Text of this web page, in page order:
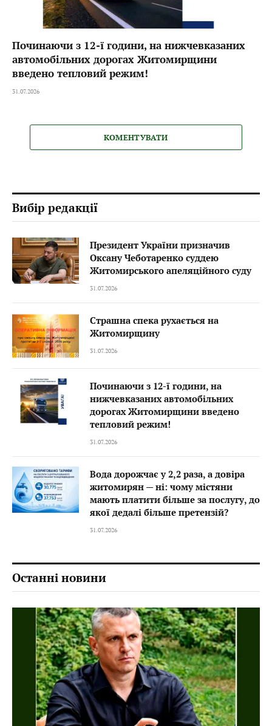
Починаючи з 12-ї години, на нижчевказаних
автомобільних дорогах Житомирщини
введено тепловий режим!
31.07.2026
КОМЕНТУВАТИ
Вибір редакції
Президент України призначив
Оксану Чеботаренко суддею
Житомирського апеляційного суду
31.07.2026
Страшна спека рухається на
Житомирщину
31.07.2026
Починаючи з 12-ї години, на
нижчевказаних автомобільних
дорогах Житомирщини введено
тепловий режим!
31.07.2026
Вода дорожчає у 2,2 раза, а довіра
житомирян — ні: чому містяни
мають платити більше за послугу, до
якої дедалі більше претензій?
31.07.2026
Останні новини